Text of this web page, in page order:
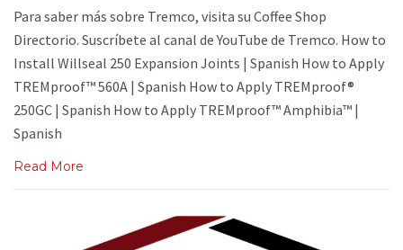
Para saber más sobre Tremco, visita su Coffee Shop
Directorio. Suscríbete al canal de YouTube de Tremco. How to
Install Willseal 250 Expansion Joints | Spanish How to Apply
TREMproof™ 560A | Spanish How to Apply TREMproof®
250GC | Spanish How to Apply TREMproof™ Amphibia™ |
Spanish
Read More